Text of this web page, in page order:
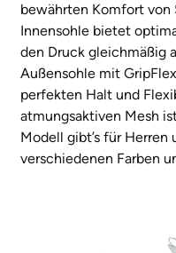
bewährten Komfort von
Innensohle bietet
den Druck gleichmäßig
Außensohle mit
perfekten Halt und
atmungsaktiven Mesh
Modell gibt’s für Herren
verschiedenen Farben